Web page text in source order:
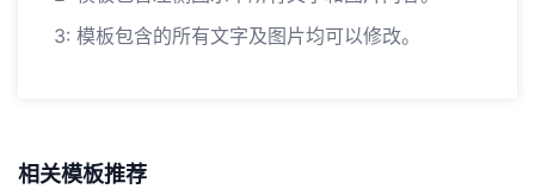
3: 模板包含的所有文字及图片均可以修改。
相关模板推荐